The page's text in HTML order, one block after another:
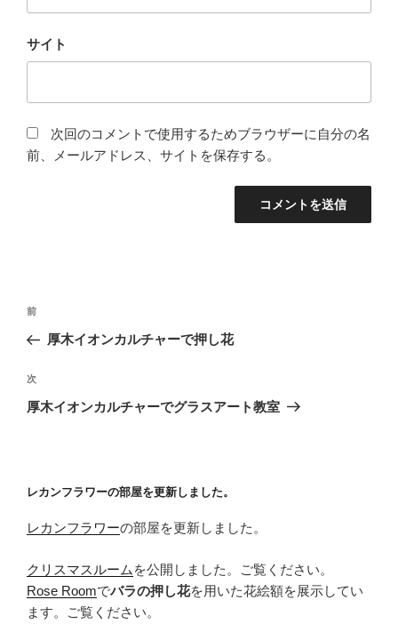
サイト
次回のコメントで使用するためブラウザーに自分の名
前、メールアドレス、サイトを保存する。
投
ナ
ビ
ゲ
ン
前
の
稿
前
厚木イオンカルチャーで押し花
次
の
次
厚木イオンカルチャーでグラスアート教室
レカンフラワーの部屋を更新しました。
レカンフラワーの部屋を更新しました。
クリスマスルーム を公開しました。ご覧ください。
Rose Roomでバラの押し花を用いた花絵額を展示してい
ます。ご覧ください。